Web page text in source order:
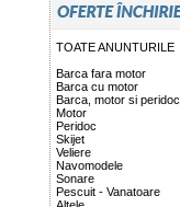
TOATE ANUNTURILE
Barca fara motor
Barca cu motor
Barca, motor si peridoc
Motor
Peridoc
Skijet
Veliere
Navomodele
Sonare
Pescuit - Vanatoare